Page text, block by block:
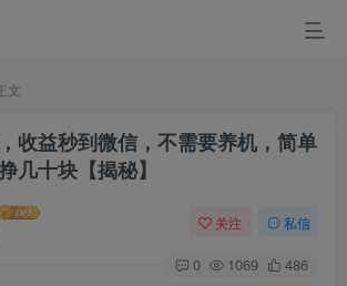
文
收益秒到微信，不需要养机，简单
几十块【揭秘】
关注 私信
0 1069 486